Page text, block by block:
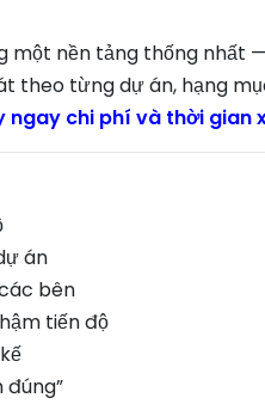
một nền tảng thống nhất
theo từng dự án, hạng
ngay chi phí và thời gian
án
bên
tiến độ
đúng”